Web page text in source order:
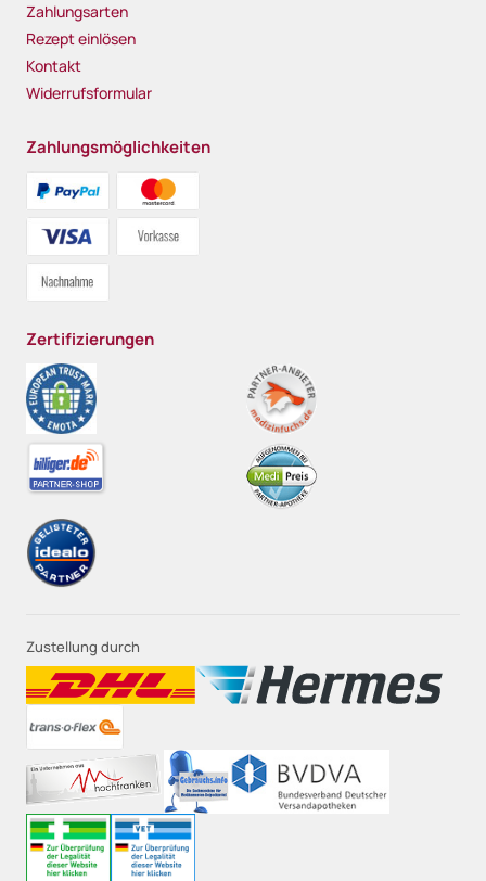
Zahlungsarten
Rezept einlösen
Kontakt
Widerrufsformular
Zahlungsmöglichkeiten
Zertifizierungen
Zustellung durch